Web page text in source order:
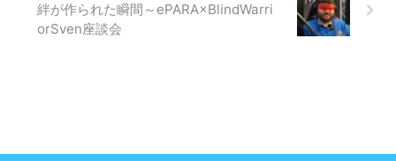
絆が作られた瞬間～ePARA×BlindWarri
orSven座談会